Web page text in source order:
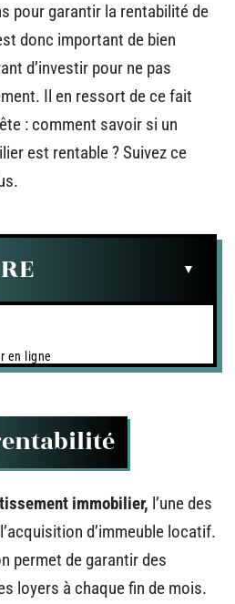
pour garantir la rentabilité de
donc important de bien
d’investir pour ne pas
Il en ressort de ce fait
: comment savoir si un
est rentable ? Suivez ce
en ligne
immobilier, l’une des
d’immeuble locatif.
permet de garantir des
loyers à chaque fin de mois.